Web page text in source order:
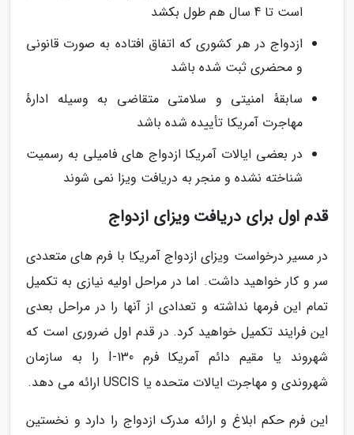
است تا 4 سال هم طول بکشد
ازدواج در هر کشوری که اتفاق افتاده به صورت قانونی
و محضری ثبت شده باشد
سابقهٔ امنیتی و سلامتی متقاضی به وسیله ادارهٔ
مهاجرت آمریکا تأییده شده باشد
در بعضی ایالات آمریکا ازدواج های فامیلی به رسمیت
شناخته نشده و منجر به دریافت ویزا نمی شوند
قدم اول برای دریافت ویزای ازدواج
در مسیر درخواست ویزای ازدواج آمریکا با فرم های متعددی
سر و کار خواهید داشت. اما در مراحل اولیه نیازی به تکمیل
تمام این فرمها نداشته و تعدادی از آنها را در مراحل بعدی
این فرایند تکمیل خواهید کرد. در قدم اول ضروری است که
شهروند یا مقیم دائم آمریکا فرم I-130 را به سازمان
شهروندی و مهاجرت ایالات متحده یا USCIS ارائه می دهد.
این فرم حکم ابلاغ و ارائه مدرک ازدواج را دارد و نخستین